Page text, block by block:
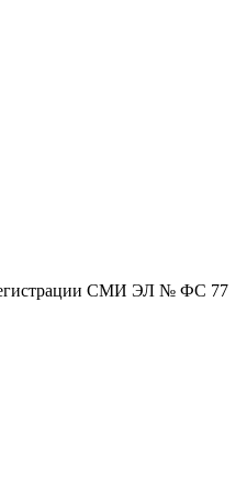
регистрации СМИ ЭЛ № ФС 77